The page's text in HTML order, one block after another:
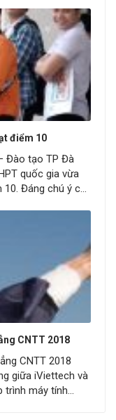
điểm 10
Đào tạo TP Đà
quốc gia vừa
10. Đáng chú ý có
CNTT 2018
CNTT 2018
giữa iViettech và
trình máy tính